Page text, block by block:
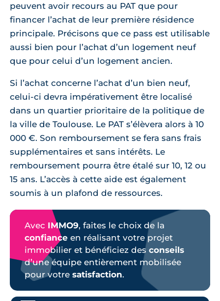
peuvent avoir recours au PAT que pour
financer l’achat de leur première résidence
principale. Précisons que ce pass est utilisable
aussi bien pour l’achat d’un logement neuf
que pour celui d’un logement ancien.
Si l’achat concerne l’achat d’un bien neuf,
celui-ci devra impérativement être localisé
dans un quartier prioritaire de la politique de
la ville de Toulouse. Le PAT s’élèvera alors à 10
000 €. Son remboursement se fera sans frais
supplémentaires et sans intérêts. Le
remboursement pourra être étalé sur 10, 12 ou
15 ans. L’accès à cette aide est également
soumis à un plafond de ressources.
Avec IMMO9, faites le choix de la
confiance en réalisant votre projet
immobilier et bénéficiez des conseils
d’une équipe entièrement mobilisée
pour votre satisfaction.